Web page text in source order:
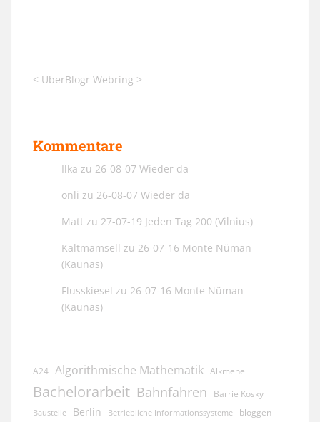
< UberBlogr Webring >
Kommentare
Ilka zu 26-08-07 Wieder da
onli zu 26-08-07 Wieder da
Matt zu 27-07-19 Jeden Tag 200 (Vilnius)
Kaltmamsell zu 26-07-16 Monte Nüman
(Kaunas)
Flusskiesel zu 26-07-16 Monte Nüman
(Kaunas)
A24 Algorithmische Mathematik Alkmene
Bachelorarbeit Bahnfahren Barrie Kosky
Baustelle Berlin Betriebliche Informationssysteme bloggen